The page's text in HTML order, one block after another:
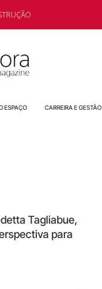
ESPAÇO CARREIRA E GESTÃO
Tagliabue,
para